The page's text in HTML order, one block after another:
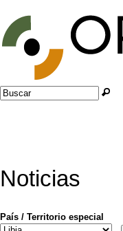
Jump to navigation
Formulario de
Buscar
Noticias
País / Territorio especial